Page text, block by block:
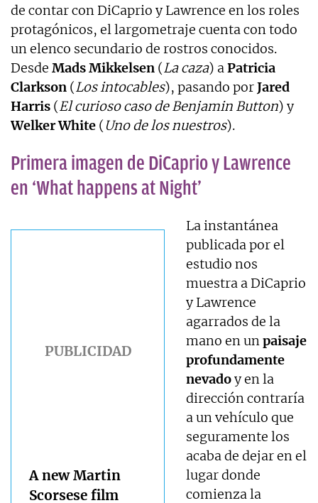
de contar con DiCaprio y Lawrence en los roles
protagónicos, el largometraje cuenta con todo
un elenco secundario de rostros conocidos.
Desde Mads Mikkelsen (La caza) aPatricia
Clarkson (Los intocables), pasando porJared
Harris (El curioso caso de Benjamin Button) y
Welker White ( Uno de los nuestros).
Primera imagen de DiCaprio y Lawrence
en ‘What happens at Night’
A new Martin
Scorsese film
La instantánea
publicada por el
estudio nos
muestra a DiCaprio
y Lawrence
agarrados de la
mano en unpaisaje
profundamente
nevadoy en la
dirección contraría
a un vehículo que
seguramente los
acaba de dejar en el
lugar donde
comienza la